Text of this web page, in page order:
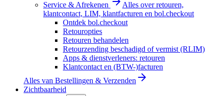
Service & Afrekenen
Alles over retouren,
klantcontact, LIM, klantfacturen en bol.checkout
Ontdek bol.checkout
Retouropties
Retouren behandelen
Retourzending beschadigd of vermist (RLIM)
Apps & dienstverleners: retouren
Klantcontact en (BTW-)facturen
Alles van Bestellingen & Verzenden
Zichtbaarheid